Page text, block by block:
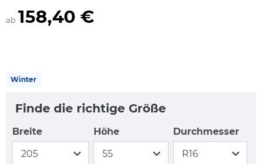
ab 158,40 €
Winter
Finde die richtige Größe
Breite Höhe Durchmesser